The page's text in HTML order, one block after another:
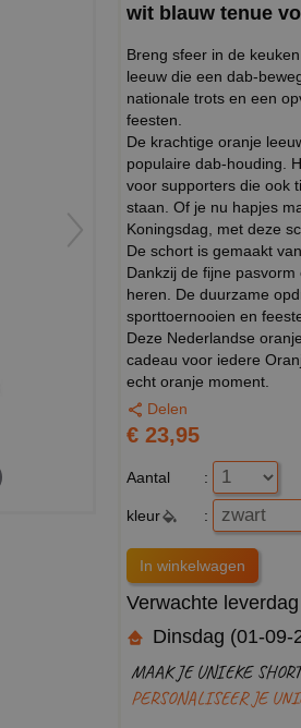
wit blauw tenue
Breng sfeer in de
leeuw die een dab-
nationale trots en een
feesten.
De krachtige oranje
populaire dab-houding.
voor supporters die ook
staan. Of je nu hapjes
Koningsdag, met deze
De schort is gemaakt
Dankzij de fijne
heren. De duurzame
sporttoernooien en
Deze Nederlandse
cadeau voor iedere
echt oranje moment.
Delen
€ 23,95
Aantal :
kleur :
Verwachte
Dinsdag (01-09-
MAAK JE UNIEKE SHORT
PERSONALISEER JE